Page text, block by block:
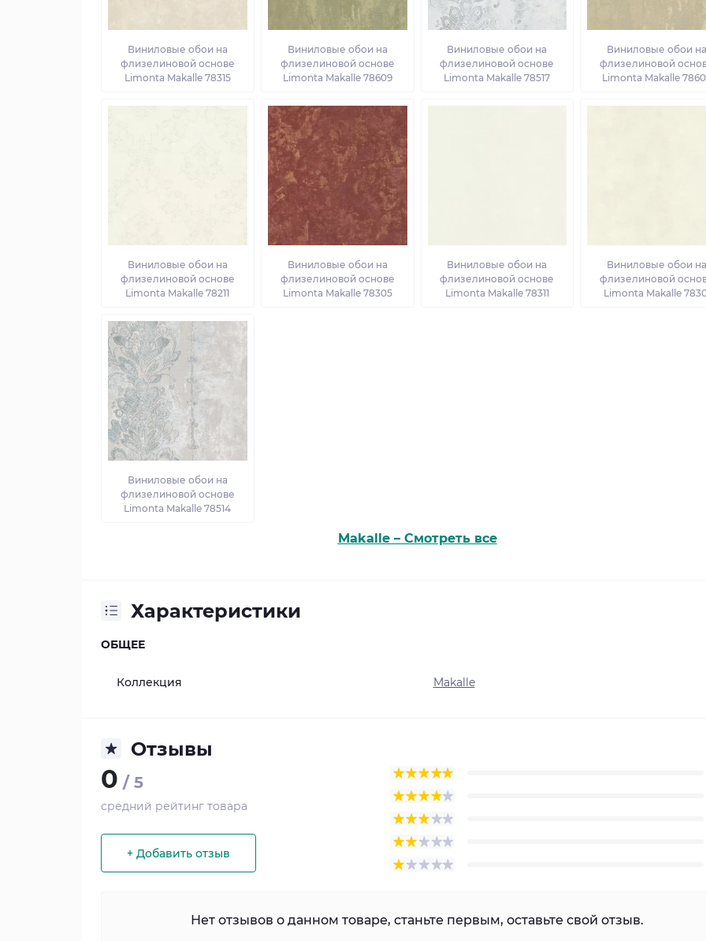
Виниловые обои на
флизелиновой основе
Limonta Makalle 78315
Виниловые обои на
флизелиновой основе
Limonta Makalle 78609
Виниловые обои на
флизелиновой основе
Limonta Makalle 78517
Виниловые обои
флизелиновой
Limonta Makalle
Виниловые обои на
флизелиновой основе
Limonta Makalle 78211
Виниловые обои на
флизелиновой основе
Limonta Makalle 78305
Виниловые обои на
флизелиновой основе
Limonta Makalle 78311
Виниловые обои
флизелиновой
Limonta Makalle
Виниловые обои на
флизелиновой основе
Limonta Makalle 78514
Makalle – Смотреть все
Характеристики
ОБЩЕЕ
Коллекция Makalle
Отзывы
0 / 5
средний рейтинг товара
+ Добавить отзыв
Нет отзывов о данном товаре, станьте первым, оставьте свой отзыв.